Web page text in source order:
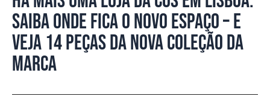
Saiba onde fica o novo espaço – e
veja 14 peças da nova coleção da
marca